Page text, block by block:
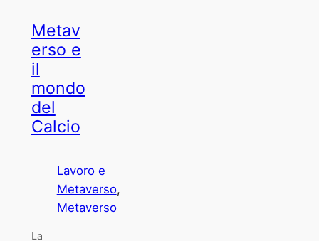
Metav
erso e
il
mondo
del
Calcio
Lavoro e
Metaverso
Metaverso
La